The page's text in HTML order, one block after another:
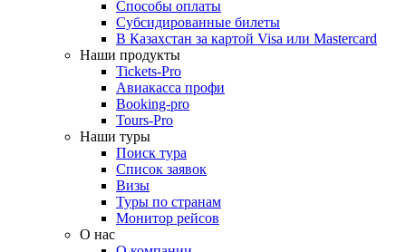
Способы оплаты
Субсидированные билеты
В Казахстан за картой Visa или Masterсard
Наши продукты
Tickets-Pro
Авиакасса профи
Booking-pro
Tours-Pro
Наши туры
Поиск тура
Список заявок
Визы
Туры по странам
Монитор рейсов
О нас